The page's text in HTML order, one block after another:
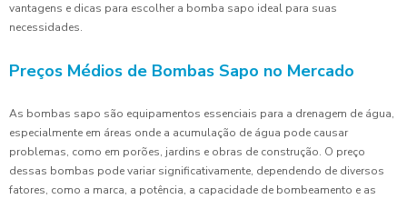
vantagens e dicas para escolher a bomba sapo ideal para suas
necessidades.
Preços Médios de Bombas Sapo no Mercado
As bombas sapo são equipamentos essenciais para a drenagem de água,
especialmente em áreas onde a acumulação de água pode causar
problemas, como em porões, jardins e obras de construção. O preço
dessas bombas pode variar significativamente, dependendo de diversos
fatores, como a marca, a potência, a capacidade de bombeamento e as